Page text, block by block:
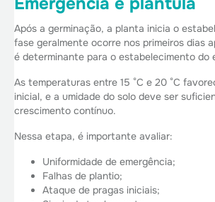
Após a germinação, a planta inicia o
fase geralmente ocorre nos primeiros dias
é determinante para o estabelecimento do
As temperaturas entre 15 °C e 20 °C
inicial, e a umidade do solo deve ser
crescimento contínuo.
Nessa etapa, é importante avaliar:
Uniformidade de emergência;
Falhas de plantio;
Ataque de pragas iniciais;